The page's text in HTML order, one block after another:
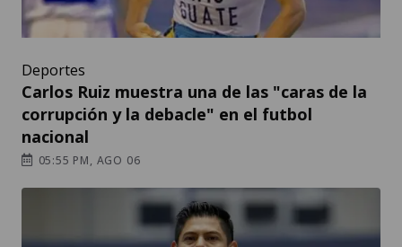
Deportes
Carlos Ruiz muestra una de las "caras de la
corrupción y la debacle" en el futbol
nacional
05:55 PM, AGO 06